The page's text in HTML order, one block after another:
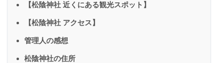
【松陰神社 近くにある観光スポット】
【松陰神社 アクセス】
管理人の感想
松陰神社の住所